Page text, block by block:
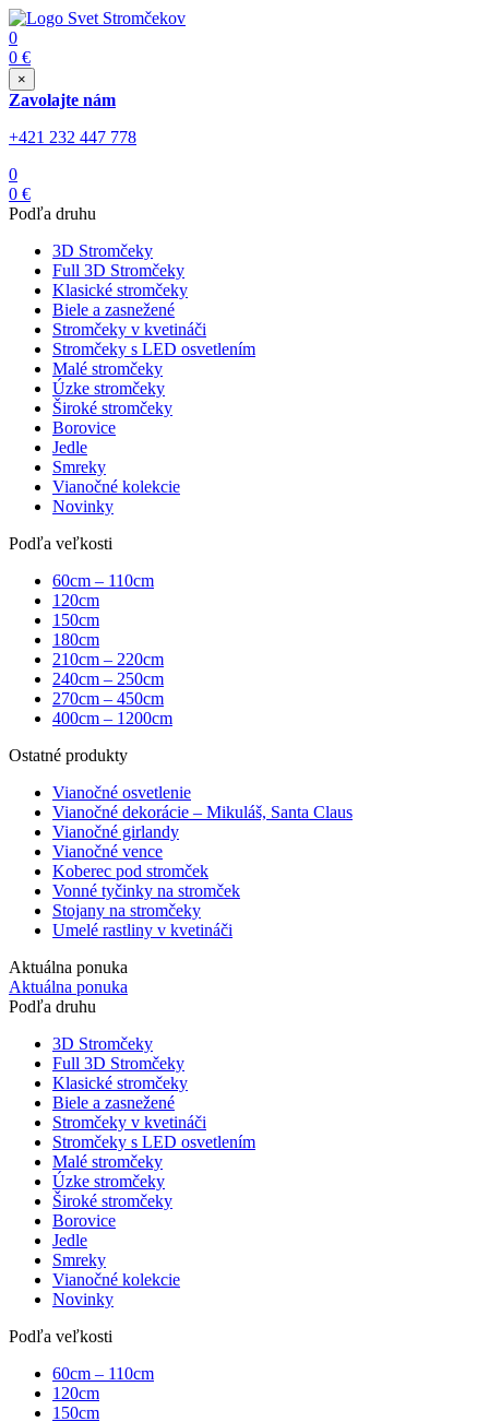
0
0 €
×
Zavolajte nám
+421 232 447 778
0
0 €
Podľa druhu
3D Stromčeky
Full 3D Stromčeky
Klasické stromčeky
Biele a zasnežené
Stromčeky v kvetináči
Stromčeky s LED osvetlením
Malé stromčeky
Úzke stromčeky
Široké stromčeky
Borovice
Jedle
Smreky
Vianočné kolekcie
Novinky
Podľa veľkosti
60cm – 110cm
120cm
150cm
180cm
210cm – 220cm
240cm – 250cm
270cm – 450cm
400cm – 1200cm
Ostatné produkty
Vianočné osvetlenie
Vianočné dekorácie – Mikuláš, Santa Claus
Vianočné girlandy
Vianočné vence
Koberec pod stromček
Vonné tyčinky na stromček
Stojany na stromčeky
Umelé rastliny v kvetináči
Aktuálna ponuka
Aktuálna ponuka
Podľa druhu
3D Stromčeky
Full 3D Stromčeky
Klasické stromčeky
Biele a zasnežené
Stromčeky v kvetináči
Stromčeky s LED osvetlením
Malé stromčeky
Úzke stromčeky
Široké stromčeky
Borovice
Jedle
Smreky
Vianočné kolekcie
Novinky
Podľa veľkosti
60cm – 110cm
120cm
150cm